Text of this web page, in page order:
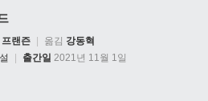
랜즌 옮김 강동혁
출간일 2021년 11월 1일